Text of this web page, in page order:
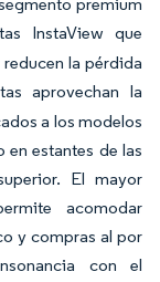
InstaView que
la pérdida
aprovechan la
a los modelos
en estantes de las
El mayor
acomodar
y compras al por
con el